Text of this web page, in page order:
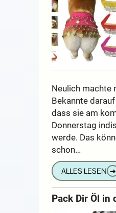
Neulich machte
Bekannte
dass sie am
Donnerstag
werde. Das
schon…
ALLES LESEN ➔
Pack Dir Öl in